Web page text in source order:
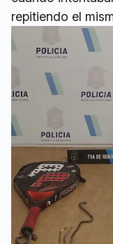
repitiendo el